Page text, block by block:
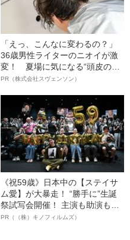
「えっ、こんなに変わるの？」
36歳男性ライターのニオイが激
変！ 夏場に気になる“頭皮のニ
オイ”や“ベタつき”を解消す
ト”が生み出した徹底ケアとは
PR（株式会社スヴェンソン）
《祝59歳》日本中の【ステイサ
ム愛】が大暴走！ “勝手に”生誕
祭試写会開催！ 主演も助演も全
部ステイサム！「ステサミー
PR（（株）キノフィルムズ）